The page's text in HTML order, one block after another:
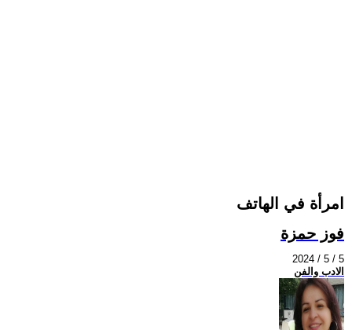
امرأة في الهاتف
فوز حمزة
2024 / 5 / 5
الادب والفن